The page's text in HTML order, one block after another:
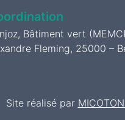
Bâtiment vert
Fleming, 25000 –
Site réalisé par